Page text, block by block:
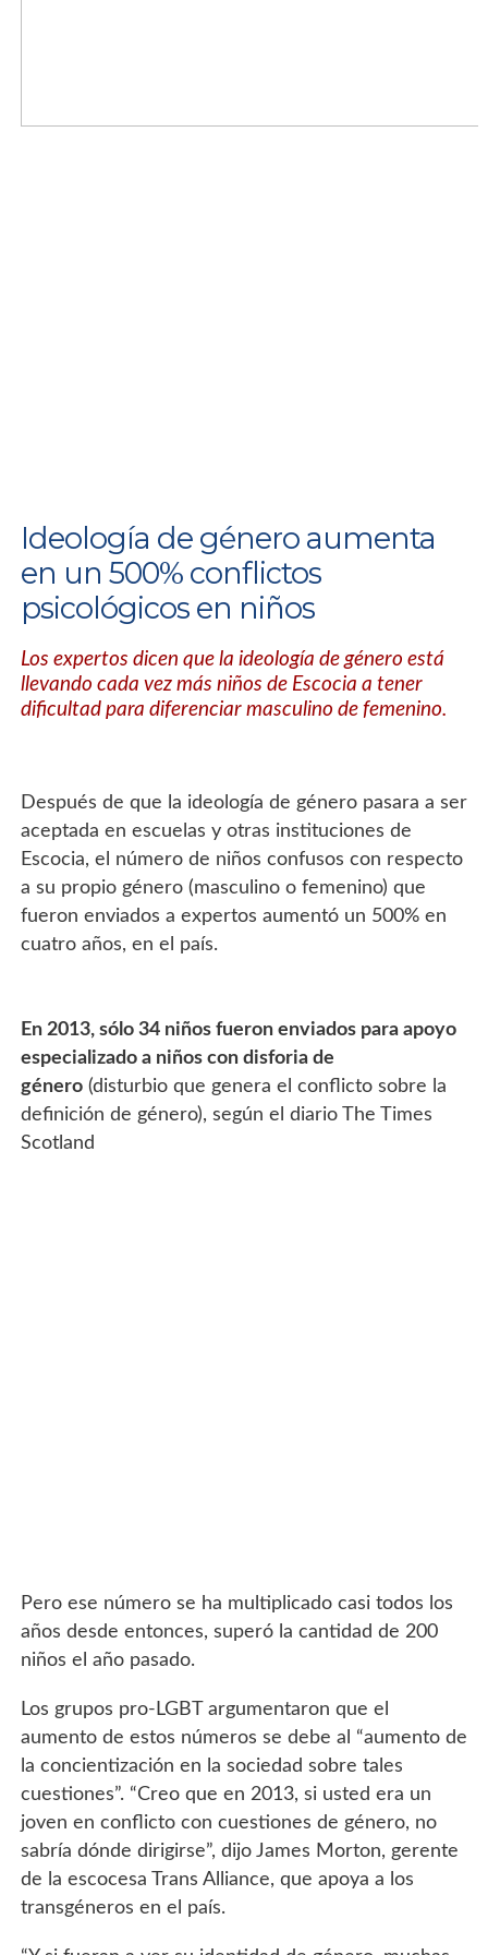
Ideología de género aumenta
en un 500% conflictos
psicológicos en niños
Los expertos dicen que la ideología de género está
llevando cada vez más niños de Escocia a tener
dificultad para diferenciar masculino de femenino.
Después de que la ideología de género pasara a ser
aceptada en escuelas y otras instituciones de
Escocia, el número de niños confusos con respecto
a su propio género (masculino o femenino) que
fueron enviados a expertos aumentó un 500% en
cuatro años, en el país.
En 2013, sólo 34 niños fueron enviados para apoyo
especializado a niños con disforia de
género(disturbio que genera el conflicto sobre la
definición de género), según el diario The Times
Scotland
Pero ese número se ha multiplicado casi todos los
años desde entonces, superó la cantidad de 200
niños el año pasado.
Los grupos pro-LGBT argumentaron que el
aumento de estos números se debe al “aumento de
la concientización en la sociedad sobre tales
cuestiones”. “Creo que en 2013, si usted era un
joven en conflicto con cuestiones de género, no
sabría dónde dirigirse”, dijo James Morton, gerente
de la escocesa Trans Alliance, que apoya a los
transgéneros en el país.